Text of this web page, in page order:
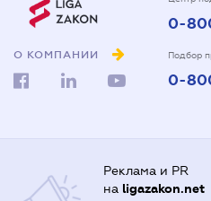
О КОМПАНИИ
0-
Подбор
0-
Реклама и PR
на ligazakon.net